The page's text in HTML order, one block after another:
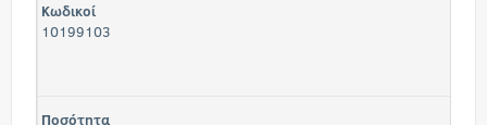
Κωδικοί
10199103
Ποσότητα